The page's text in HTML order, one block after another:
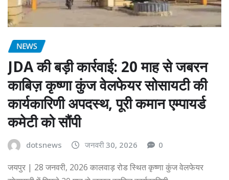
NEWS
JDA की बड़ी कार्रवाई: 20 माह से जबरन
काबिज़ कृष्णा कुंज वेलफेयर सोसायटी की
कार्यकारिणी अपदस्थ, पूरी कमान एम्पायर्ड
कमेटी को सौंपी
dotsnews जनवरी 30, 2026 0
जयपुर | 28 जनवरी, 2026 कालवाड़ रोड स्थित कृष्णा कुंज वेलफेयर